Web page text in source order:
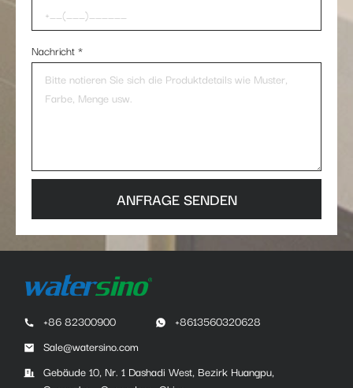
Nachricht*
ANFRAGE SENDEN
+86 82300900
+8613560320628
Sale@watersino.com
Gebäude 10, Nr. 1 Dashadi West, Bezirk Huangpu,